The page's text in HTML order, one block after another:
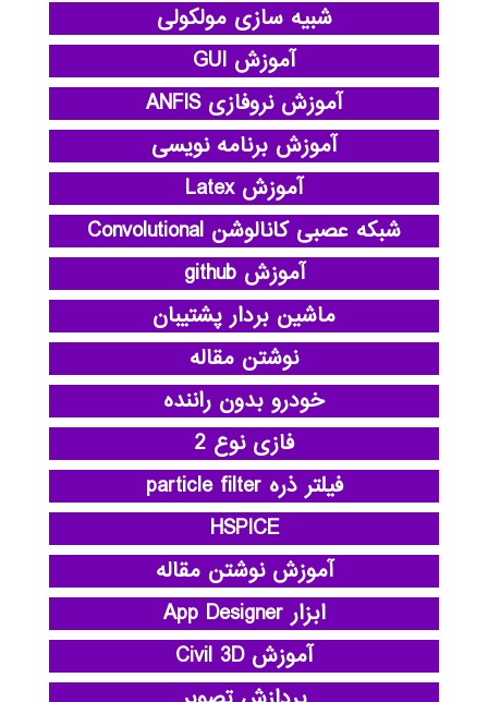
شبیه سازی مولکولی
آموزش GUI
آموزش نروفازی ANFIS
آموزش برنامه نویسی
آموزش Latex
شبکه عصبی کانالوشن Convolutional
آموزش github
ماشین بردار پشتیبان
نوشتن مقاله
خودرو بدون راننده
فازی نوع 2
فیلتر ذره particle filter
HSPICE
آموزش نوشتن مقاله
ابزار App Designer
آموزش Civil 3D